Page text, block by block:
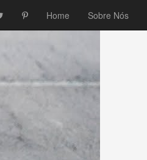
Home Sobre Nós